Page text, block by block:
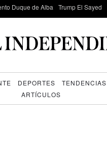
Duque de Alba Trump El Sayed
DEPORTES TENDENCIAS
ARTÍCULOS